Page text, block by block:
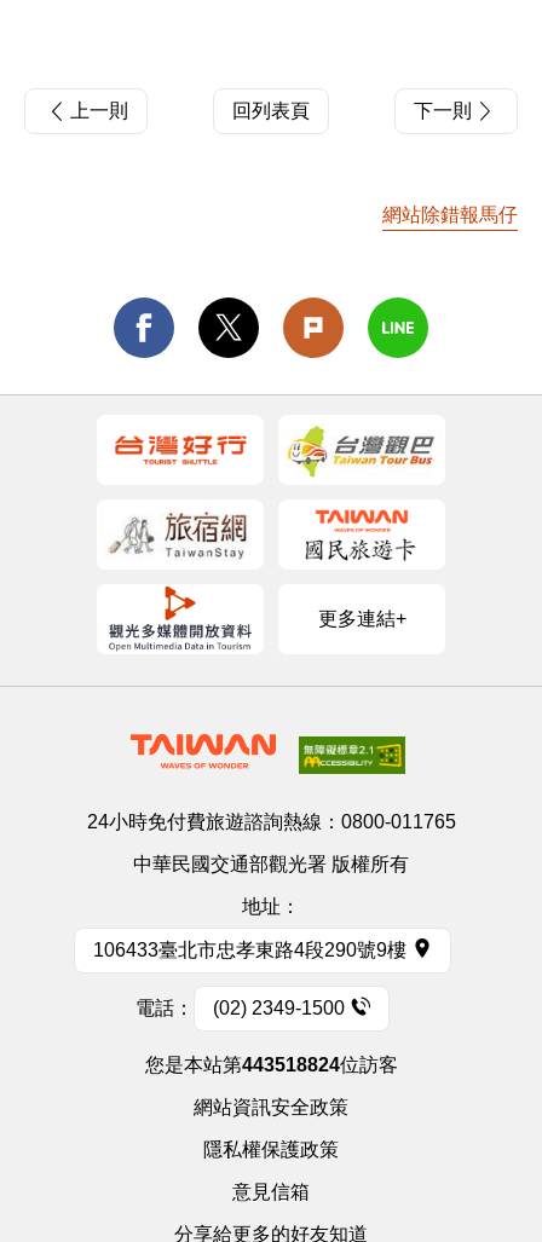
上一則 回列表頁 下一則
網站除錯報馬仔
更多連結+
24小時免付費旅遊諮詢熱線： 0800-011765
中華民國交通部觀光署 版權所有
地址：
106433臺北市忠孝東路4段290號9樓
電話： (02) 2349-1500
您是本站第443518824位訪客
網站資訊安全政策
隱私權保護政策
意見信箱
分享給更多的好友知道